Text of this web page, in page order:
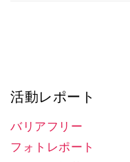
活動レポート
バリアフリー
フォトレポート